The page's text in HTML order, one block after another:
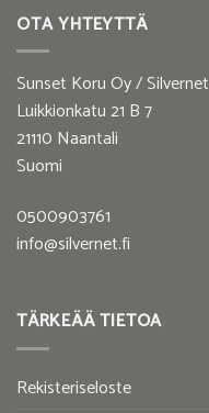
OTA YHTEYTTÄ
Sunset Koru Oy / Silvernet
Luikkionkatu 21 B 7
21110 Naantali
Suomi
0500903761
info@silvernet.fi
TÄRKEÄÄ TIETOA
Rekisteriseloste